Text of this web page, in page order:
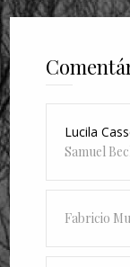
Lucila
Samuel
Fabricio